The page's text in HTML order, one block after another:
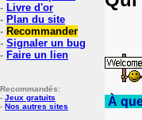
- Livre d'or
- Plan du site
- Recommander
- Signaler un bug
- Faire un lien
Recommandés:
- Jeux gratuits
- Nos autres sites
À